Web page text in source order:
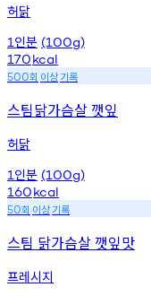
허닭
1 인분 (100g)
170kcal
500회 이상기록
스팀닭가슴살 깻잎
허닭
1 인분 (100g)
160kcal
50회 이상기록
스팀 닭가슴살 깻잎맛
프레시지